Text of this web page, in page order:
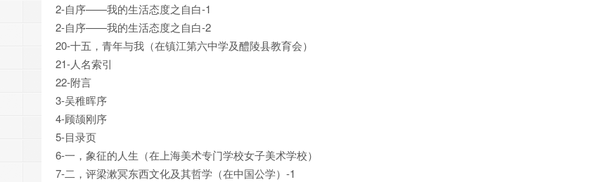
2-自序——我的生活态度之自白-1
2-自序——我的生活态度之自白-2
20-十五，青年与我（在镇江第六中学及醴陵县教育会）
21-人名索引
22-附言
3-吴稚晖序
4-顾颉刚序
5-目录页
6-一，象征的人生（在上海美术专门学校女子美术学校）
7-二，评梁漱冥东西文化及其哲学（在中国公学）-1